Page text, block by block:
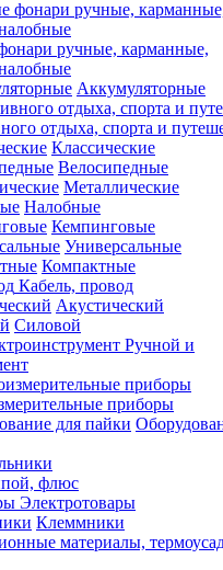
ручные, карманные,
Аккумуляторные
отдыха, спорта и
Классические
Велосипедные
Металлические
Налобные
Кемпинговые
Универсальные
Компактные
Кабель, провод
Акустический
Силовой
Ручной и
приборы
флюс
Электротовары
Клеммники